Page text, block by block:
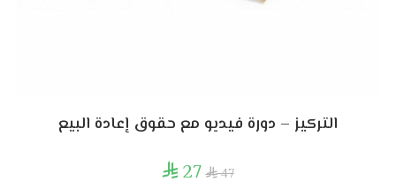
التركيز – دورة فيديو مع حقوق إعادة البيع
47
27